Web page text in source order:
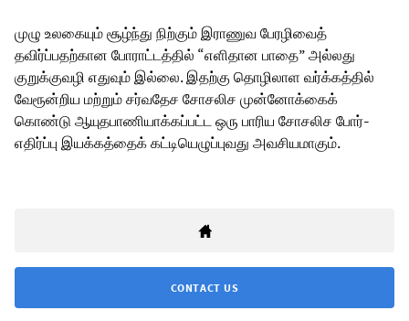
முழு உலகையும் சூழ்ந்து நிற்கும் இராணுவ பேரழிவைத்
தவிர்ப்பதற்கான போராட்டத்தில் “எளிதான பாதை” அல்லது
குறுக்குவழி எதுவும் இல்லை. இதற்கு தொழிலாள வர்க்கத்தில்
வேரூன்றிய மற்றும் சர்வதேச சோசலிச முன்னோக்கைக்
கொண்டு ஆயுதபாணியாக்கப்பட்ட ஒரு பாரிய சோசலிச போர்-
எதிர்ப்பு இயக்கத்தைக் கட்டியெழுப்புவது அவசியமாகும்.
CONTACT US